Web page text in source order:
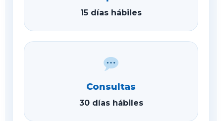
15 días hábiles
Consultas
30 días hábiles